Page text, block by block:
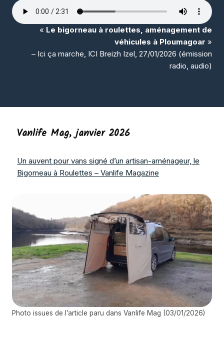
« Le bigorneau à roulettes, aménagement de
véhicules à Ploumagoar »
– Ici ça marche, ICI Breizh Izel, 27/01/2026 (émission
radio, audio)
Photo issues de l’article paru dans Vanlife Mag (03/01/2026)
Vanlife Mag, janvier 2026
Un auvent pour vans signé d’un artisan-aménageur, le
Bigorneau à Roulettes – Vanlife Magazine